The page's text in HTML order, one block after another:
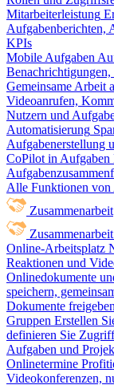
Mitarbeiterleistung
Aufgabenberichten,
KPIs
Mobile Aufgaben
Gemeinsame Arbeit
Videoanrufen,
Nutzern und
Automatisierung
Aufgabenerstellung
CoPilot in Aufgaben
Alle Funktionen von
Zusammenarbeit
Zusammenarbeit
Online-Arbeitsplatz
Reaktionen und
Onlinedokumente
speichern,
Dokumente
Gruppen Erstellen
definieren Sie
Aufgaben und
Onlinetermine
Videokonferenzen,